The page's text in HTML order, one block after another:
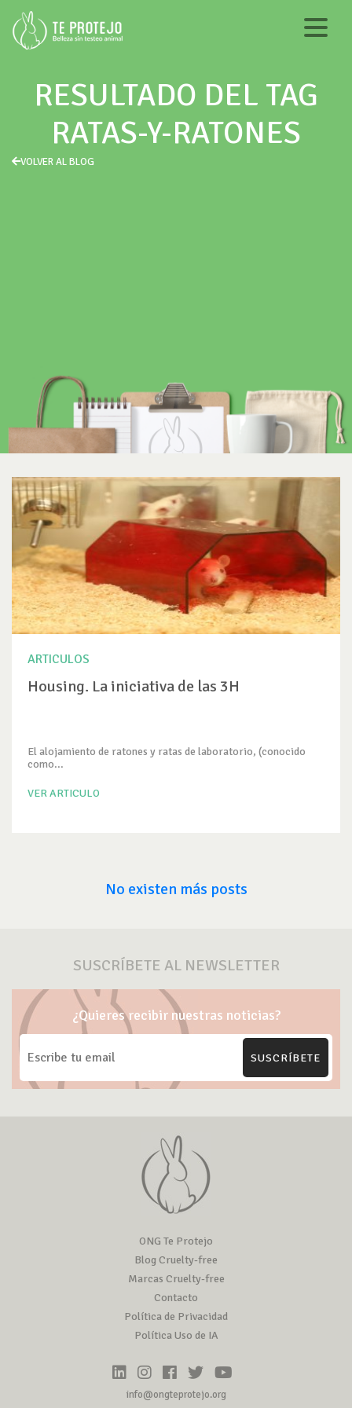
RESULTADO DEL TAG
RATAS-Y-RATONES
VOLVER AL BLOG
ARTICULOS
Housing. La iniciativa de las 3H
El alojamiento de ratones y ratas de laboratorio, (conocido
como...
VER ARTICULO
No existen más posts
SUSCRÍBETE AL NEWSLETTER
¿Quieres recibir nuestras noticias?
SUSCRÍBETE
ONG Te Protejo
Blog Cruelty-free
Marcas Cruelty-free
Contacto
Política de Privacidad
Política Uso de IA
info@ongteprotejo.org